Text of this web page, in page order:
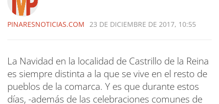
PINARESNOTICIAS.COM 23 DE DICIEMBRE DE 2017, 10:55
La Navidad en la localidad de Castrillo de la Reina
es siempre distinta a la que se vive en el resto de
pueblos de la comarca. Y es que durante estos
días, -además de las celebraciones comunes de